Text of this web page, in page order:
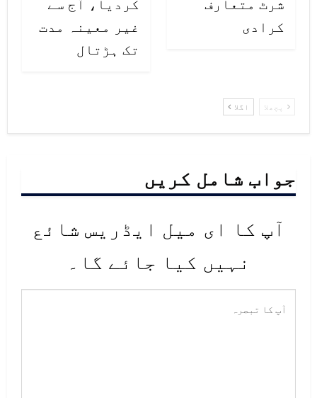
کرادی
غیر معینہ مدت
تک ہڑتال
پچھلا اگلا
جواب شامل کریں
آپ کا ای میل ایڈریس شائع
نہیں کیا جائے گا۔